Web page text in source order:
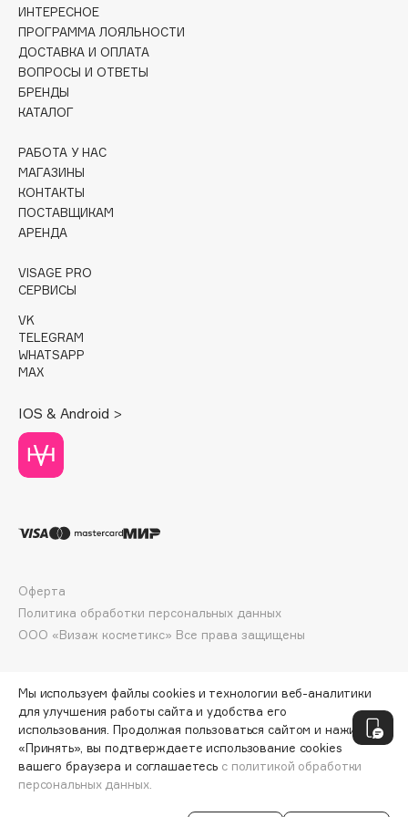
Collagenina
Consly
Corimo
CosRX
Cottolina
Cunzite
Curaprox
d'Alba
DABO
DARLING*
Darphin
Deonica
Dessange
Dior
DP Daily Perfection
Dr. Vranjes Firenze
Dr.Jart+
DSD de Luxe
Dyson
СООБЩИТЬ О ПОСТУПЛЕНИИ
ИНТЕРЕСНОЕ
ПРОГРАММА ЛОЯЛЬНОСТИ
ДОСТАВКА И ОПЛАТА
ВОПРОСЫ И ОТВЕТЫ
БРЕНДЫ
КАТАЛОГ
РАБОТА У НАС
МАГАЗИНЫ
КОНТАКТЫ
ПОСТАВЩИКАМ
АРЕНДА
VISAGE PRO
СЕРВИСЫ
VK
TELEGRAM
WHATSAPP
MAX
IOS & Android >
ООО «Визаж косметикс» Все права защищены
Оферта
Политика обработки персональных данных
Мы используем файлы cookies и технологии веб-аналитики
для улучшения работы сайта и удобства его
использования. Продолжая пользоваться сайтом и нажимая
«Принять», вы подтверждаете использование cookies
вашего браузера и соглашаетесь с политикой обработки
персональных данных.